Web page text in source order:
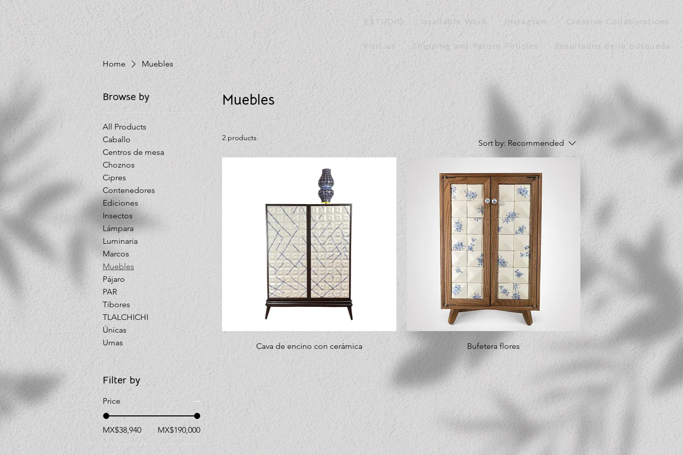
ESTUDIO available Work instagram Creative Collaborations
Visit us Shipping and Return Policies Resultados de la búsqueda
Home Muebles
Browse by
All Products
Caballo
Centros de mesa
Choznos
Cipres
Contenedores
Ediciones
Insectos
Lámpara
Luminaria
Marcos
Muebles
Pájaro
PAR
Tibores
TLALCHICHI
Únicas
Urnas
Filter by
Price
MX$38,940 MX$190,000
Muebles
2 products
Sort by: Recommended
Cava de encino con cerámica Bufetera flores